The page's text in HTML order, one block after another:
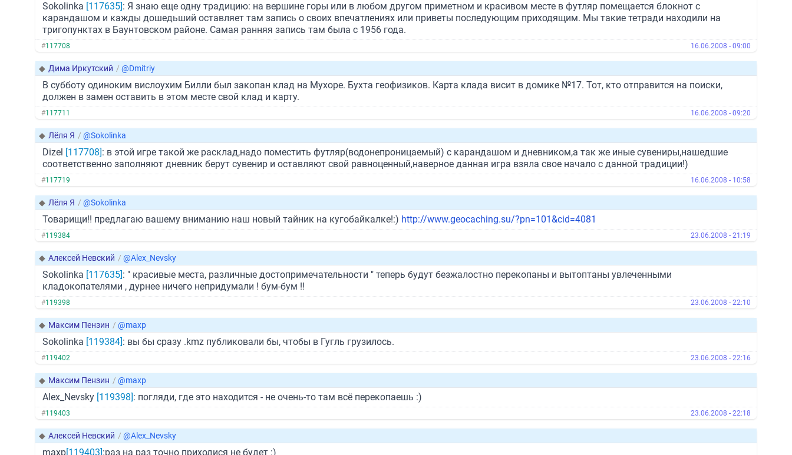
Sokolinka [117635]: Я знаю еще одну традицию: на вершине горы или в любом другом приметном и красивом месте в футляр помещается блокнот с
карандашом и кажды дошедьший оставляет там запись о своих впечатлениях или приветы последующим приходящим. Мы такие тетради находили на
тригопунктах в Баунтовском районе. Самая ранняя запись там была с 1956 года.
#117708 16.06.2008 - 09:00
◆ Дима Иркутский / @Dmitriy
В субботу одиноким вислоухим Билли был закопан клад на Мухоре. Бухта геофизиков. Карта клада висит в домике №17. Тот, кто отправится на поиски,
должен в замен оставить в этом месте свой клад и карту.
#117711 16.06.2008 - 09:20
◆ Лёля Я / @Sokolinka
Dizel [117708]: в этой игре такой же расклад,надо поместить футляр(водонепроницаемый) с карандашом и дневником,а так же иные сувениры,нашедшие
соответственно заполняют дневник берут сувенир и оставляют свой равноценный,наверное данная игра взяла свое начало с данной традиции!)
#117719 16.06.2008 - 10:58
◆ Лёля Я / @Sokolinka
Товарищи!! предлагаю вашему вниманию наш новый тайник на кугобайкалке!:) http://www.geocaching.su/?pn=101&cid=4081
#119384 23.06.2008 - 21:19
◆ Алексей Невский / @Alex_Nevsky
Sokolinka [117635]: " красивые места, различные достопримечательности " теперь будут безжалостно перекопаны и вытоптаны увлеченными
кладокопателями , дурнее ничего непридумали ! бум-бум !!
#119398 23.06.2008 - 22:10
◆ Максим Пензин / @maxp
Sokolinka [119384]: вы бы сразу .kmz публиковали бы, чтобы в Гугль грузилось.
#119402 23.06.2008 - 22:16
◆ Максим Пензин / @maxp
Alex_Nevsky [119398]: погляди, где это находится - не очень-то там всё перекопаешь :)
#119403 23.06.2008 - 22:18
◆ Алексей Невский / @Alex_Nevsky
maxp[119403]:раз на раз точно приходися не будет :)